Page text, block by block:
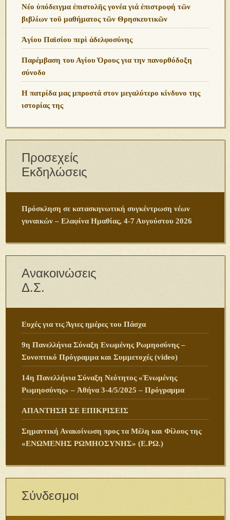
Νέο ὑπόδειγμα ἐπιστολῆς γονέα γιά ἐπιστροφή τῶν
βιβλίων τοῦ μαθήματος τῶν Θρησκευτικῶν
Ἁγίου Παϊσίου περὶ ἀδελφοσύνης
Παρέμβαση του Αγίου Όρους για την πανορθόδοξη
σύνοδο
Η πατρίδα μας μπροστά στον μεγαλύτερο κίνδυνο της
ιστορίας της
Προσεχείς
Εκδηλώσεις
Πρόσκληση σε κατασκηνωτική συγκέντρωση νέων
γυναικών – Ελαφίνα Ημαθίας, 4-7 Αυγούστου 2026
Ανακοινώσεις
Δ.Σ.
Ευχές για τις Άγιες ημέρες του Πάσχα
9η Πανελλήνια Σύναξη Ενωμένης Ρωμηοσύνης –
Συνοπτικό Πρόγραμμα και Συμμετοχές (video)
14η Πανελλήνια Σύναξη Νεότητος «Ἑνωμένης
Ρωμηοσύνης» – Ἀθήνα 3-4/5/2025 – Πρόγραμμα
ΑΠΑΝΤΗΣΗ ΣΕ ΕΠΙΚΡΙΣΕΙΣ
Σημαντική Ανακοίνωση προς τα Μέλη και Φίλους της
«ΕΝΩΜΕΝΗΣ ΡΩΜΗΟΣΥΝΗΣ» (Ε.ΡΩ.)
Σύνδεσμοι